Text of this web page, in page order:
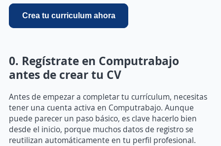
Crea tu curriculum ahora
0. Regístrate en Computrabajo
antes de crear tu CV
Antes de empezar a completar tu currículum, necesitas
tener una cuenta activa en Computrabajo. Aunque
puede parecer un paso básico, es clave hacerlo bien
desde el inicio, porque muchos datos de registro se
reutilizan automáticamente en tu perfil profesional.